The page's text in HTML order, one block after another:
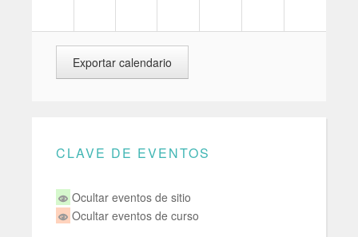
CLAVE DE EVENTOS
Ocultar eventos de sitio
Ocultar eventos de curso